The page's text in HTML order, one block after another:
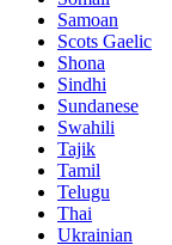
Samoan
Scots Gaelic
Shona
Sindhi
Sundanese
Swahili
Tajik
Tamil
Telugu
Thai
Ukrainian